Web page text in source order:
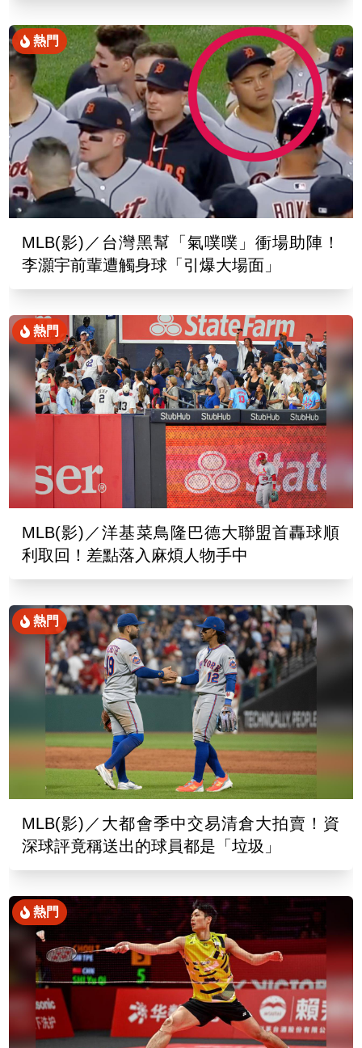
熱門
MLB(影)／台灣黑幫「氣噗噗」衝場助陣！
李灝宇前輩遭觸身球「引爆大場面」
熱門
MLB(影)／洋基菜鳥隆巴德大聯盟首轟球順
利取回！差點落入麻煩人物手中
熱門
MLB(影)／大都會季中交易清倉大拍賣！資
深球評竟稱送出的球員都是「垃圾」
熱門